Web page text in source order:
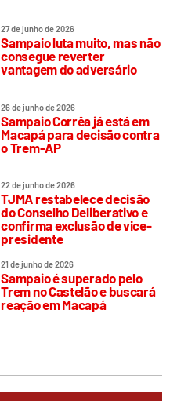
27 de junho de 2026
Sampaio luta muito, mas não
consegue reverter
vantagem do adversário
26 de junho de 2026
Sampaio Corrêa já está em
Macapá para decisão contra
o Trem-AP
22 de junho de 2026
TJMA restabelece decisão
do Conselho Deliberativo e
confirma exclusão de vice-
presidente
21 de junho de 2026
Sampaio é superado pelo
Trem no Castelão e buscará
reação em Macapá